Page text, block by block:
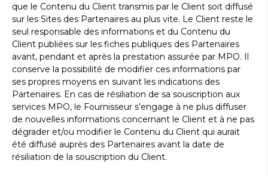
que le Contenu du Client transmis par le Client soit diffusé
sur les Sites des Partenaires au plus vite. Le Client reste le
seul responsable des informations et du Contenu du
Client publiées sur les fiches publiques des Partenaires
avant, pendant et après la prestation assurée par MPO. Il
conserve la possibilité de modifier ces informations par
ses propres moyens en suivant les indications des
Partenaires. En cas de résiliation de sa souscription aux
services MPO, le Fournisseur s’engage à ne plus diffuser
de nouvelles informations concernant le Client et à ne pas
dégrader et/ou modifier le Contenu du Client qui aurait
été diffusé auprès des Partenaires avant la date de
résiliation de la souscription du Client.